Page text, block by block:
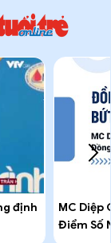
định
MC Diệp
Điểm Số